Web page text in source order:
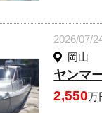
2026/07/
岡山
ヤンマ
2,550万